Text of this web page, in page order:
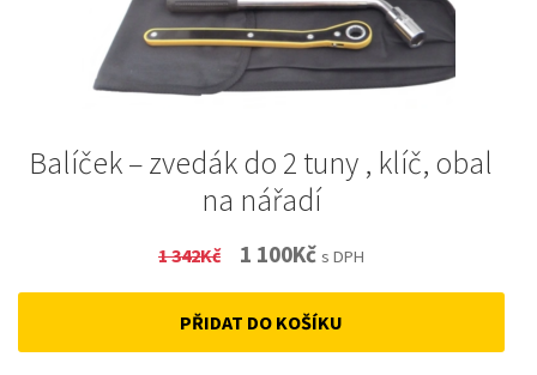
Balíček – zvedák do 2 tuny , klíč, obal
na nářadí
1 342Kč
Original
price
was:
1 100KčCurrent
price
is:
s DPH
PŘIDAT DO KOŠÍKU